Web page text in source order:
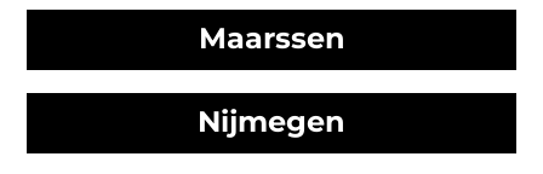
Maarssen
Nijmegen